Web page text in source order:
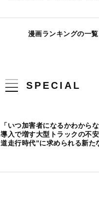
漫画ランキングの一
SPECIAL
「いつ加害者になるかわから
導入で増す大型トラックの不
道走行時代”に求められる新た